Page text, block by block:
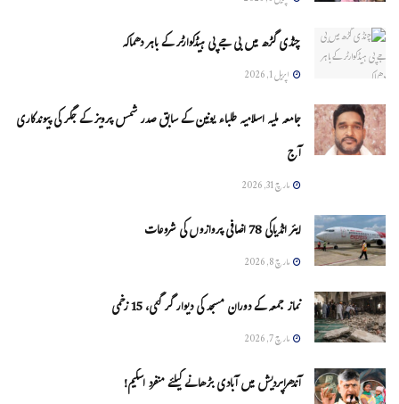
چنڈی گڑھ میں بی جے پی ہیڈکوارٹر کے باہر دھماکہ
اپریل 1, 2026
جامعہ ملیہ اسلامیہ طلباء یونین کے سابق صدر شمس پرویز کے جگر کی پیوندکاری
آج
مارچ 31, 2026
ایئر انڈیاکی 78 اضافی پروازوں کی شروعات
مارچ 8, 2026
نماز جمعہ کے دوران مسجد کی دیوار گر گئی، 15 زخمی
مارچ 7, 2026
آندھراپردیش میں آبادی بڑھانے کیلئے منفرد اسکیم!